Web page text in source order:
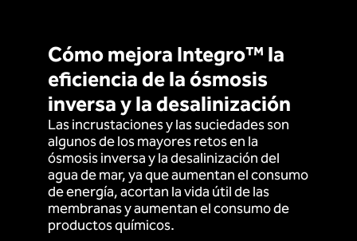
Cómo mejora Integro™ la
eficiencia de la ósmosis
inversa y la desalinización
Las incrustaciones y las suciedades son
algunos de los mayores retos en la
ósmosis inversa y la desalinización del
agua de mar, ya que aumentan el consumo
de energía, acortan la vida útil de las
membranas y aumentan el consumo de
productos químicos.